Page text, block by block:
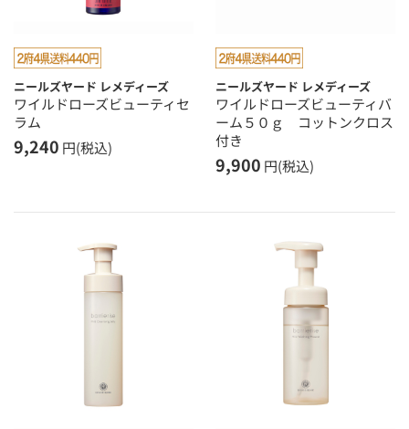
ニールズヤード レメディーズ
ワイルドローズビューティセ
ラム
9,240 円(税込)
ニールズヤード レメディーズ
ワイルドローズビューティバ
ーム５０ｇ コットンクロス
付き
9,900 円(税込)